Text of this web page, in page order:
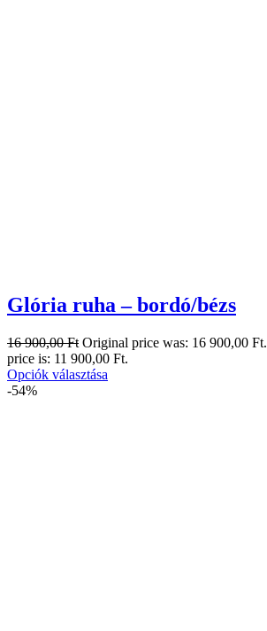
Glória ruha – bordó/bézs
16 900,00Ft Original price was: 16 900,00 Ft.
price is: 11 900,00 Ft.
Opciók választása
-54%